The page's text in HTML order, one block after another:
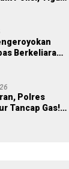
Berkeliaran,
Polres
Tancap Gas!